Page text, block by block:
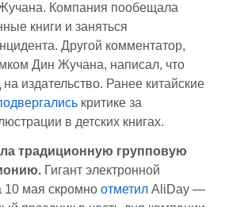
Компания пообещала
книги и заняться
Другой комментатор,
Дин Жучана, написал, что
издательство. Ранее китайские
критике за
в детских книгах.
традиционную групповую
Гигант электронной
10 мая скромно отметил AliDay —